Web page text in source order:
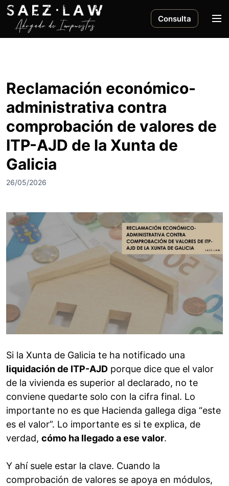
Consulta
M
Reclamación económico-
administrativa contra
comprobación de valores de
ITP-AJD de la Xunta de
Galicia
26/05/2026
Si la Xunta de Galicia te ha notificado una
liquidación de ITP-AJD porque dice que el valor
de la vivienda es superior al declarado, no te
conviene quedarte solo con la cifra final. Lo
importante no es que Hacienda gallega diga “este
es el valor”. Lo importante es si te explica, de
verdad, cómo ha llegado a ese valor.
Y ahí suele estar la clave. Cuando la
comprobación de valores se apoya en módulos,